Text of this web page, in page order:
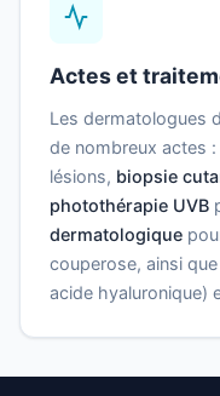
Actes et
Les dermatologues
de nombreux actes :
lésions, biopsie
photothérapie UVB
dermatologique
couperose, ainsi que
acide hyaluronique)